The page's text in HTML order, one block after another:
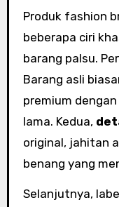
Produk fashion
beberapa ciri
barang palsu.
Barang asli
premium
lama. Kedua,
original, jahitan
benang yang
Selanjutnya,